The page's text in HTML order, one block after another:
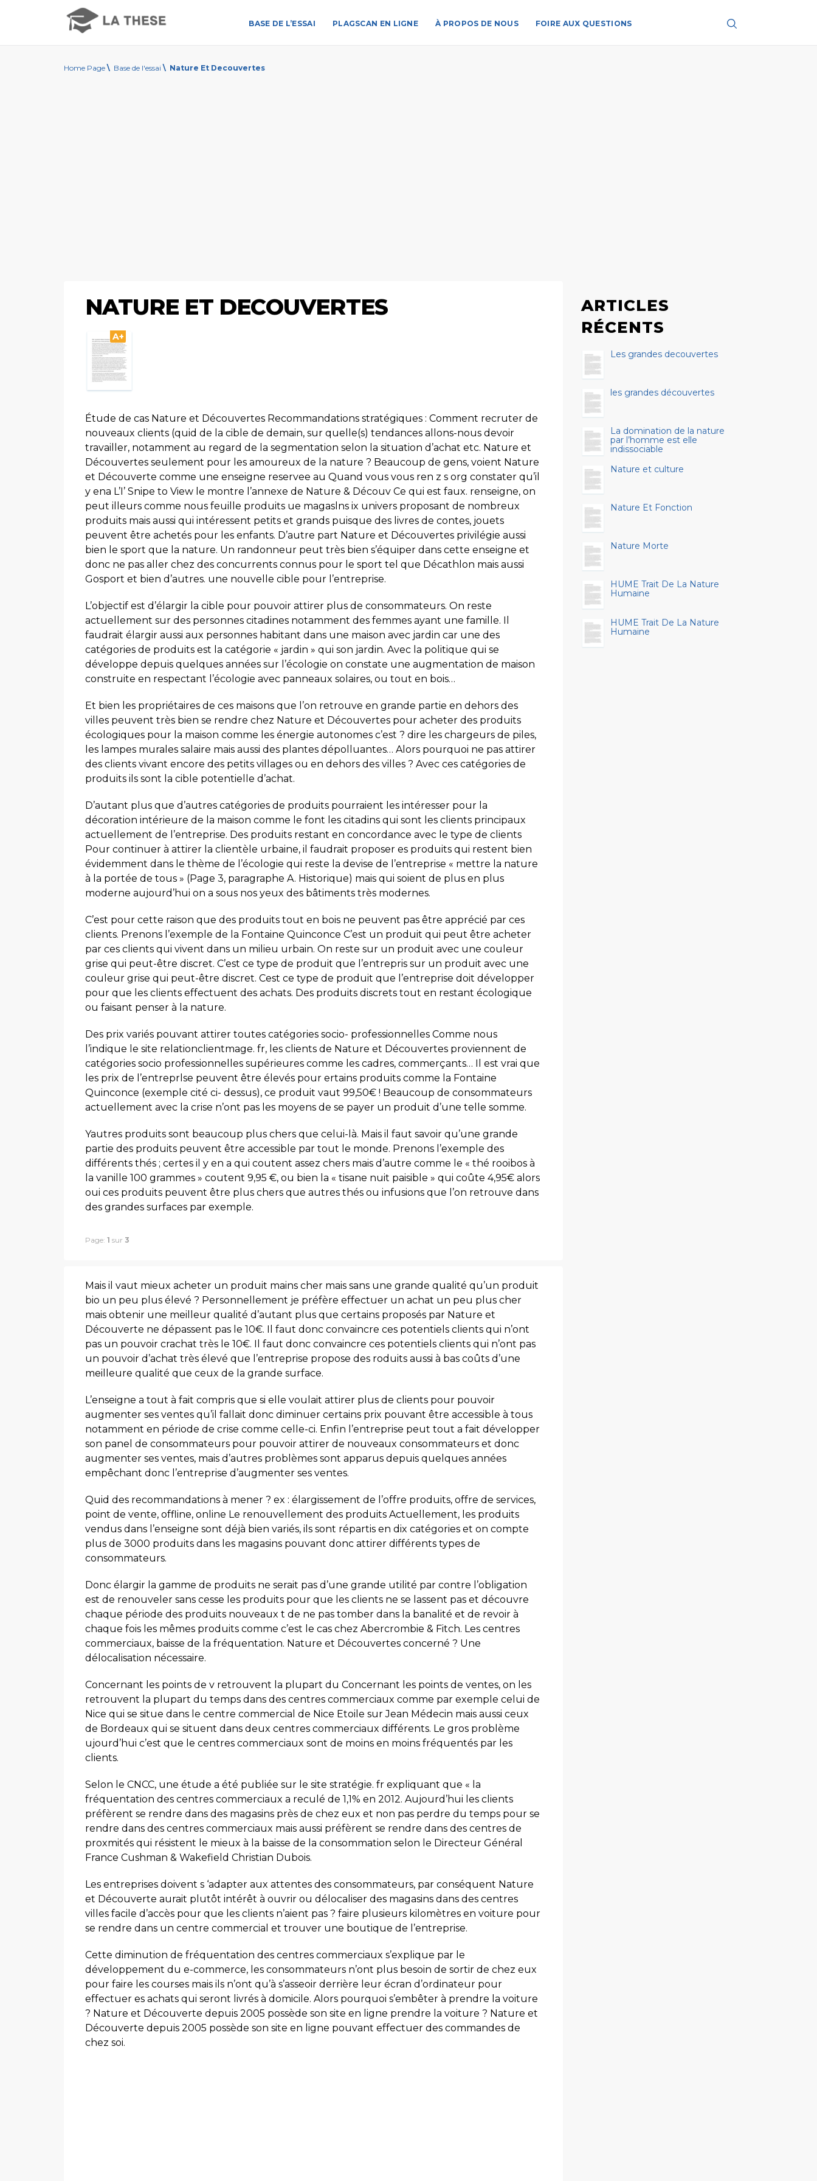
BASE DE L’ESSAI PLAGSCAN EN LIGNE À PROPOS DE NOUS FOIRE AUX QUESTIONS
Home Page \ Base de l'essai \ Nature Et Decouvertes
NATURE ET DECOUVERTES
A+
Étude de cas Nature et Découvertes Recommandations stratégiques : Comment recruter de
nouveaux clients (quid de la cible de demain, sur quelle(s) tendances allons-nous devoir
travailler, notamment au regard de la segmentation selon la situation d’achat etc. Nature et
Découvertes seulement pour les amoureux de la nature ? Beaucoup de gens, voient Nature
et Découverte comme une enseigne reservee au Quand vous vous ren z s org constater qu’il
y ena L’I’ Snipe to View le montre l’annexe de Nature & Découv Ce qui est faux. renseigne, on
peut illeurs comme nous feuille produits ue magaslns ix univers proposant de nombreux
produits mais aussi qui intéressent petits et grands puisque des livres de contes, jouets
peuvent être achetés pour les enfants. D’autre part Nature et Découvertes privilégie aussi
bien le sport que la nature. Un randonneur peut très bien s’équiper dans cette enseigne et
donc ne pas aller chez des concurrents connus pour le sport tel que Décathlon mais aussi
Gosport et bien d’autres. une nouvelle cible pour l’entreprise.
L’objectif est d’élargir la cible pour pouvoir attirer plus de consommateurs. On reste
actuellement sur des personnes citadines notamment des femmes ayant une famille. Il
faudrait élargir aussi aux personnes habitant dans une maison avec jardin car une des
catégories de produits est la catégorie « jardin » qui son jardin. Avec la politique qui se
développe depuis quelques années sur l’écologie on constate une augmentation de maison
construite en respectant l’écologie avec panneaux solaires, ou tout en bois…
Et bien les propriétaires de ces maisons que l’on retrouve en grande partie en dehors des
villes peuvent très bien se rendre chez Nature et Découvertes pour acheter des produits
écologiques pour la maison comme les énergie autonomes c’est ? dire les chargeurs de piles,
les lampes murales salaire mais aussi des plantes dépolluantes… Alors pourquoi ne pas attirer
des clients vivant encore des petits villages ou en dehors des villes ? Avec ces catégories de
produits ils sont la cible potentielle d’achat.
D’autant plus que d’autres catégories de produits pourraient les intéresser pour la
décoration intérieure de la maison comme le font les citadins qui sont les clients principaux
actuellement de l’entreprise. Des produits restant en concordance avec le type de clients
Pour continuer à attirer la clientèle urbaine, il faudrait proposer es produits qui restent bien
évidemment dans le thème de l’écologie qui reste la devise de l’entreprise « mettre la nature
à la portée de tous » (Page 3, paragraphe A. Historique) mais qui soient de plus en plus
moderne aujourd’hui on a sous nos yeux des bâtiments très modernes.
C’est pour cette raison que des produits tout en bois ne peuvent pas être apprécié par ces
clients. Prenons l’exemple de la Fontaine Quinconce C’est un produit qui peut être acheter
par ces clients qui vivent dans un milieu urbain. On reste sur un produit avec une couleur
grise qui peut-être discret. C’est ce type de produit que l’entrepris sur un produit avec une
couleur grise qui peut-être discret. Cest ce type de produit que l’entreprise doit développer
pour que les clients effectuent des achats. Des produits discrets tout en restant écologique
ou faisant penser à la nature.
Des prix variés pouvant attirer toutes catégories socio- professionnelles Comme nous
l’indique le site relationclientmage. fr, les clients de Nature et Découvertes proviennent de
catégories socio professionnelles supérieures comme les cadres, commerçants… Il est vrai que
les prix de l’entreprlse peuvent être élevés pour ertains produits comme la Fontaine
Quinconce (exemple cité ci- dessus), ce produit vaut 99,50€ ! Beaucoup de consommateurs
actuellement avec la crise n’ont pas les moyens de se payer un produit d’une telle somme.
Yautres produits sont beaucoup plus chers que celui-là. Mais il faut savoir qu’une grande
partie des produits peuvent être accessible par tout le monde. Prenons l’exemple des
différents thés ; certes il y en a qui coutent assez chers mais d’autre comme le « thé rooibos à
la vanille 100 grammes » coutent 9,95 €, ou bien la « tisane nuit paisible » qui coûte 4,95€ alors
oui ces produits peuvent être plus chers que autres thés ou infusions que l’on retrouve dans
des grandes surfaces par exemple.
Page: 1 sur 3
Mais il vaut mieux acheter un produit mains cher mais sans une grande qualité qu’un produit
bio un peu plus élevé ? Personnellement je préfère effectuer un achat un peu plus cher
mais obtenir une meilleur qualité d’autant plus que certains proposés par Nature et
Découverte ne dépassent pas le 10€. Il faut donc convaincre ces potentiels clients qui n’ont
pas un pouvoir crachat très le 10€. Il faut donc convaincre ces potentiels clients qui n’ont pas
un pouvoir d’achat très élevé que l’entreprise propose des roduits aussi à bas coûts d’une
meilleure qualité que ceux de la grande surface.
L’enseigne a tout à fait compris que si elle voulait attirer plus de clients pour pouvoir
augmenter ses ventes qu’il fallait donc diminuer certains prix pouvant être accessible à tous
notamment en période de crise comme celle-ci. Enfin l’entreprise peut tout a fait développer
son panel de consommateurs pour pouvoir attirer de nouveaux consommateurs et donc
augmenter ses ventes, mais d’autres problèmes sont apparus depuis quelques années
empêchant donc l’entreprise d’augmenter ses ventes.
Quid des recommandations à mener ? ex : élargissement de l’offre produits, offre de services,
point de vente, offline, online Le renouvellement des produits Actuellement, les produits
vendus dans l’enseigne sont déjà bien variés, ils sont répartis en dix catégories et on compte
plus de 3000 produits dans les magasins pouvant donc attirer différents types de
consommateurs.
Donc élargir la gamme de produits ne serait pas d’une grande utilité par contre l’obligation
est de renouveler sans cesse les produits pour que les clients ne se lassent pas et découvre
chaque période des produits nouveaux t de ne pas tomber dans la banalité et de revoir à
chaque fois les mêmes produits comme c’est le cas chez Abercrombie & Fitch. Les centres
commerciaux, baisse de la fréquentation. Nature et Découvertes concerné ? Une
délocalisation nécessaire.
Concernant les points de v retrouvent la plupart du Concernant les points de ventes, on les
retrouvent la plupart du temps dans des centres commerciaux comme par exemple celui de
Nice qui se situe dans le centre commercial de Nice Etoile sur Jean Médecin mais aussi ceux
de Bordeaux qui se situent dans deux centres commerciaux différents. Le gros problème
ujourd’hui c’est que le centres commerciaux sont de moins en moins fréquentés par les
clients.
Selon le CNCC, une étude a été publiée sur le site stratégie. fr expliquant que « la
fréquentation des centres commerciaux a reculé de 1,1% en 2012. Aujourd’hui les clients
préfèrent se rendre dans des magasins près de chez eux et non pas perdre du temps pour se
rendre dans des centres commerciaux mais aussi préfèrent se rendre dans des centres de
proxmités qui résistent le mieux à la baisse de la consommation selon le Directeur Général
France Cushman & Wakefield Christian Dubois.
Les entreprises doivent s ‘adapter aux attentes des consommateurs, par conséquent Nature
et Découverte aurait plutôt intérêt à ouvrir ou délocaliser des magasins dans des centres
villes facile d’accès pour que les clients n’aient pas ? faire plusieurs kilomètres en voiture pour
se rendre dans un centre commercial et trouver une boutique de l’entreprise.
Cette diminution de fréquentation des centres commerciaux s’explique par le
développement du e-commerce, les consommateurs n’ont plus besoin de sortir de chez eux
pour faire les courses mais ils n’ont qu’à s’asseoir derrière leur écran d’ordinateur pour
effectuer es achats qui seront livrés à domicile. Alors pourquoi s’embêter à prendre la voiture
? Nature et Découverte depuis 2005 possède son site en ligne prendre la voiture ? Nature et
Découverte depuis 2005 possède son site en ligne pouvant effectuer des commandes de
chez soi.
ARTICLES
RÉCENTS
Les grandes decouvertes
les grandes découvertes
La domination de la nature
par l’homme est elle
indissociable
Nature et culture
Nature Et Fonction
Nature Morte
HUME Trait De La Nature
Humaine
HUME Trait De La Nature
Humaine